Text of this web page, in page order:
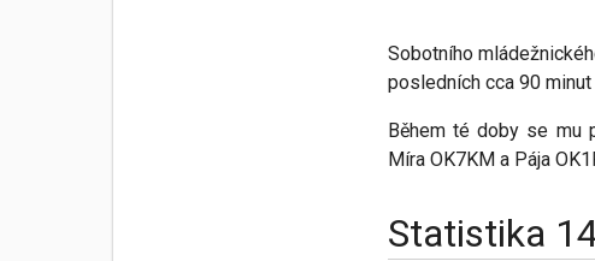
Sobotního
posledních cca 90
Během té doby se mu
Míra OK7KM a Pája
Statistika